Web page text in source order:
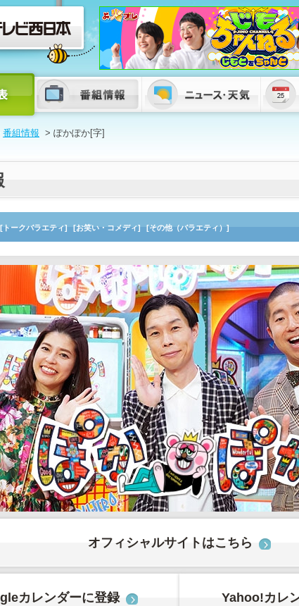
番組情報 > ぽかぽか[字]
[トークバラエティ] [お笑い・コメディ] [その他（バラエティ）]
オフィシャルサイトはこちら
カレンダーに登録 Yahoo!カレ